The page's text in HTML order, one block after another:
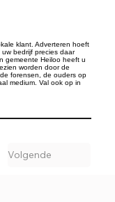
klant. Adverteren hoeft
bedrijf precies daar
gemeente Heiloo heeft u
worden door de
forensen, de ouders op
medium. Val ook op in
Volgende